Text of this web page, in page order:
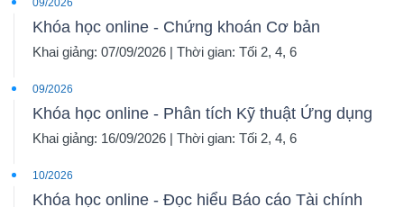
09/2026
Khóa học online - Chứng khoán Cơ bản
Khai giảng: 07/09/2026 | Thời gian: Tối 2, 4, 6
09/2026
Khóa học online - Phân tích Kỹ thuật Ứng dụng
Khai giảng: 16/09/2026 | Thời gian: Tối 2, 4, 6
10/2026
Khóa học online - Đọc hiểu Báo cáo Tài chính